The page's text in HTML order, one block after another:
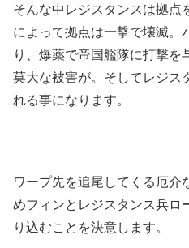
そんな中レジスタンスは拠点
によって拠点は一撃で壊滅。
り、爆薬で帝国艦隊に打撃を
莫大な被害が。そしてレジス
れる事になります。
ワープ先を追尾してくる厄介
めフィンとレジスタンス兵ロ
り込むことを決意します。